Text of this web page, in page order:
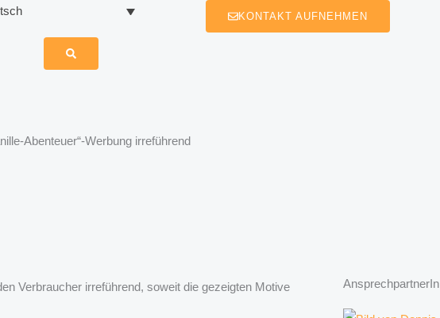
KONTAKT AUFNEHMEN
Abenteuer“-Werbung irreführend
Verbraucher irreführend, soweit die gezeigten Motive
AnsprechpartnerIn